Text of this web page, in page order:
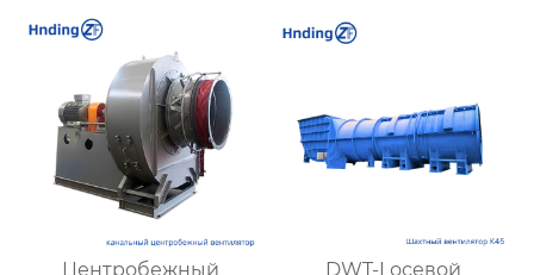
оптимизации работы
| Купить с доставкой
Центробежный DWT-I осевой